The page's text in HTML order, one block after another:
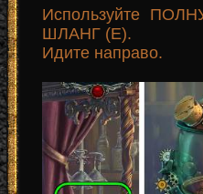
Используйте
ШЛАНГ (E).
Идите направо.